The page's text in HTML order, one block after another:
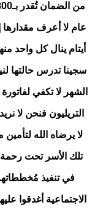
عام لا أعرف مقدارها
الشهر لا تكفي
التريليون فنحن لا
لا يرضاه الله
تلك الأسر تحت رحمة
في تنفيذ مُخططاتهم
الاجتماعية أغدقوا